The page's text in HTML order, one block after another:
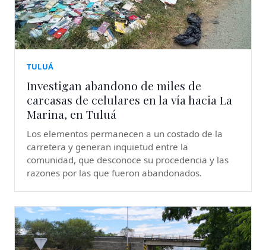
TULUÁ
Investigan abandono de miles de
carcasas de celulares en la vía hacia La
Marina, en Tuluá
Los elementos permanecen a un costado de la
carretera y generan inquietud entre la
comunidad, que desconoce su procedencia y las
razones por las que fueron abandonados.